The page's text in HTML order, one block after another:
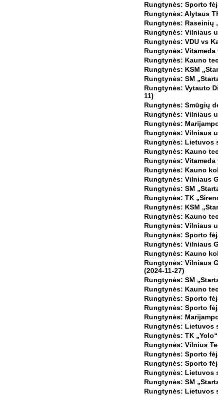
Rungtynės: Sporto
Rungtynės: Alytaus
Rungtynės: Raseinių
Rungtynės: Vilniaus
Rungtynės: VDU vs
Rungtynės: Vitameda
Rungtynės: Kauno
Rungtynės: KSM
Rungtynės: SM
Rungtynės: Vytauto
11)
Rungtynės: Smūgių
Rungtynės: Vilniaus
Rungtynės:
Rungtynės: Vilniaus
Rungtynės: Lietuvos
Rungtynės: Kauno
Rungtynės: Vitameda
Rungtynės: Kauno
Rungtynės: Vilniaus
Rungtynės: SM
Rungtynės: TK
Rungtynės: KSM
Rungtynės: Kauno
Rungtynės: Vilniaus
Rungtynės: Sporto
Rungtynės: Vilniaus
Rungtynės: Kauno
Rungtynės: Vilniaus
(2024-11-27)
Rungtynės: SM
Rungtynės: Kauno
Rungtynės: Sporto
Rungtynės: Sporto
Rungtynės:
Rungtynės: Lietuvos
Rungtynės: TK
Rungtynės: Vilnius
Rungtynės: Sporto
Rungtynės: Sporto
Rungtynės: Lietuvos
Rungtynės: SM
Rungtynės: Lietuvos